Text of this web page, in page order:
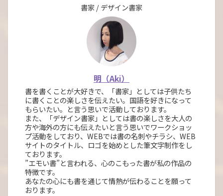
書家 / デザイン書家
明（Aki）
書を書くことが大好きで、「書家」としては子供たち
に書くことの楽しさを伝えたい。国語を好きになって
もらいたい。と言う思いで活動しております。
また、「デザイン書家」としては書の楽しさを大人の
方や海外の方にも伝えたいと言う思いでワークショッ
プ活動をしており、WEBでは書の名刺やチラシ、WEB
サイトのタイトル、ロゴを始めとした筆文字制作をし
ております。
”エモい書”と言われる、心のこもった書が私の作品の
特徴です。
あなたの心にも書を通じて情熱が伝わることを願って
おります。